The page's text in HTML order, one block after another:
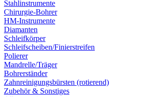
Stahlinstrumente
Chirurgie-Bohrer
HM-Instrumente
Diamanten
Schleifkörper
Schleifscheiben/Finierstreifen
Polierer
Mandrelle/Träger
Bohrerständer
Zahnreinigungsbürsten (rotierend)
Zubehör & Sonstiges